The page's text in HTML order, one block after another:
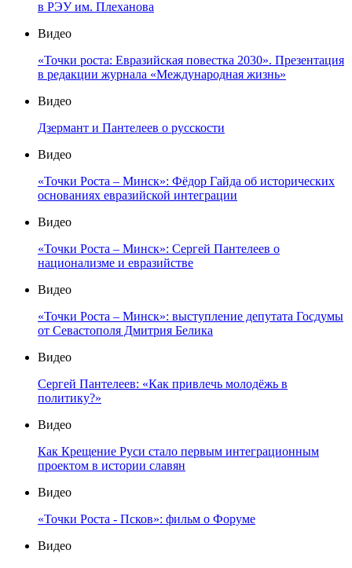
в РЭУ им. Плеханова
Видео
«Точки роста: Евразийская повестка 2030». Презентация
в редакции журнала «Международная жизнь»
Видео
Дзермант и Пантелеев о русскости
Видео
«Точки Роста – Минск»: Фёдор Гайда об исторических
основаниях евразийской интеграции
Видео
«Точки Роста – Минск»: Сергей Пантелеев о
национализме и евразийстве
Видео
«Точки Роста – Минск»: выступление депутата Госдумы
от Севастополя Дмитрия Белика
Видео
Сергей Пантелеев: «Как привлечь молодёжь в
политику?»
Видео
Как Крещение Руси стало первым интеграционным
проектом в истории славян
Видео
«Точки Роста - Псков»: фильм о Форуме
Видео